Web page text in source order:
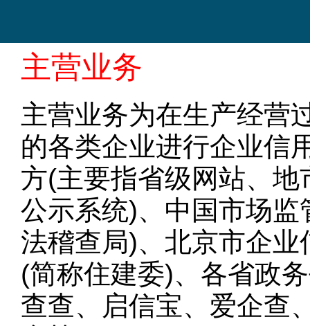
主营业务
主营业务为在生产经营
的各类企业进行企业信
方(主要指省级网站、
公示系统)、中国市场
法稽查局)、北京市企
(简称住建委)、各省政
查查、启信宝、爱企查